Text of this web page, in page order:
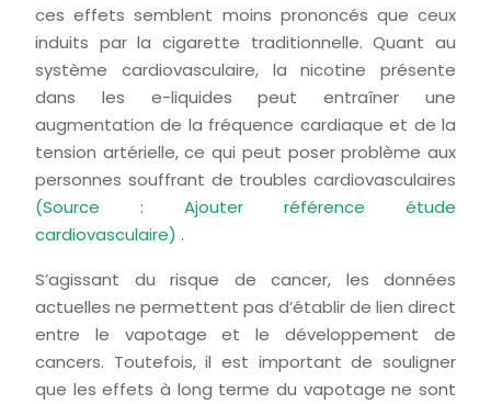
ces effets semblent moins prononcés que ceux
induits par la cigarette traditionnelle. Quant au
système cardiovasculaire, la nicotine présente
dans les e-liquides peut entraîner une
augmentation de la fréquence cardiaque et de la
tension artérielle, ce qui peut poser problème aux
personnes souffrant de troubles cardiovasculaires
(Source : Ajouter référence étude
cardiovasculaire) .
S’agissant du risque de cancer, les données
actuelles ne permettent pas d’établir de lien direct
entre le vapotage et le développement de
cancers. Toutefois, il est important de souligner
que les effets à long terme du vapotage ne sont